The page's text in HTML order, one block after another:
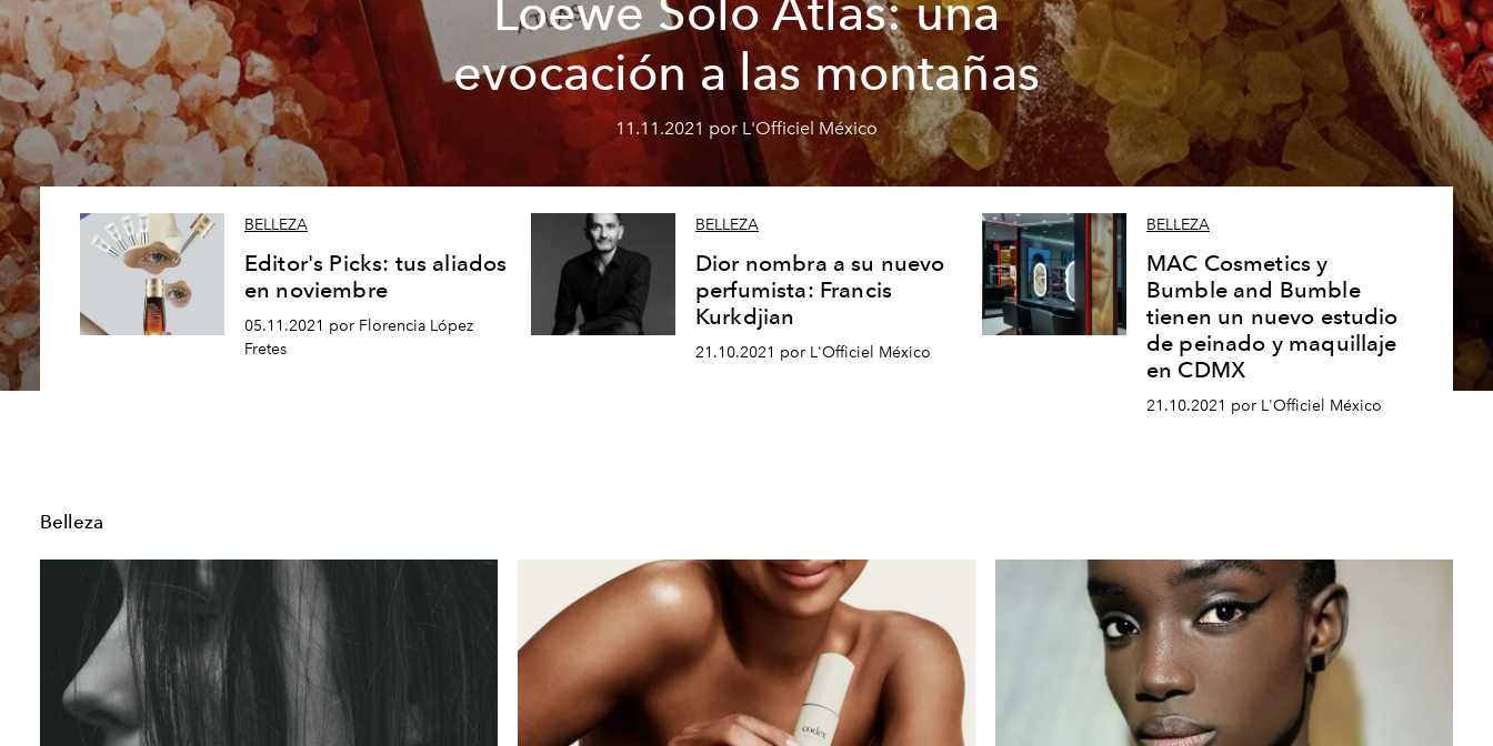
Loewe Solo Atlas: una
evocación a las montañas
11.11.2021 por L'Officiel México
BELLEZA
Editor's Picks: tus aliados
en noviembre
05.11.2021 por Florencia López
Fretes
BELLEZA
Dior nombra a su nuevo
perfumista: Francis
Kurkdjian
21.10.2021 por L'Officiel México
BELLEZA
MAC Cosmetics y
Bumble and Bumble
tienen un nuevo estudio
de peinado y maquillaje
en CDMX
21.10.2021 por L'Officiel México
Belleza